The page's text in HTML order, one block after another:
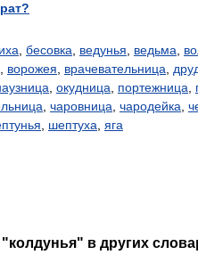
бесовка ведунья ведьма
ворожея врачевательница
окудница портежница
чаровница чародейка
шептуха яга
в других